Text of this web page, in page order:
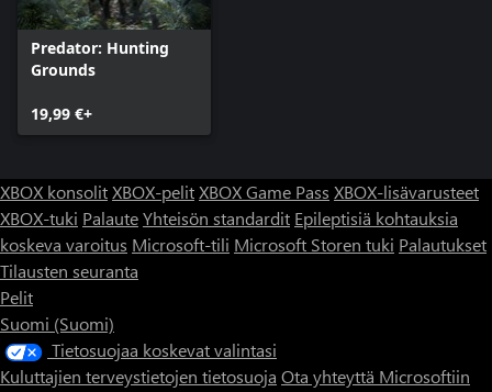
Predator: Hunting
Grounds
19,99 €+
XBOX konsolitXBOX-pelitXBOX Game Pass XBOX-lisävarusteet
XBOX-tuki PalauteYhteisön standardit Epileptisiä kohtauksia
koskeva varoitus Microsoft-tili Microsoft Storen tuki Palautukset
Tilausten seuranta
Pelit
Suomi (Suomi)
Tietosuojaa koskevat valintasi
Kuluttajien terveystietojen tietosuoja Ota yhteyttä Microsoftiin